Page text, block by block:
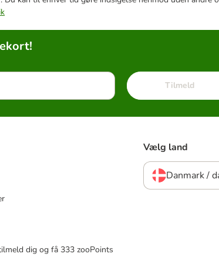
Tilmeld
dig og få 333 zooPoints
Vælg land
Danmark /